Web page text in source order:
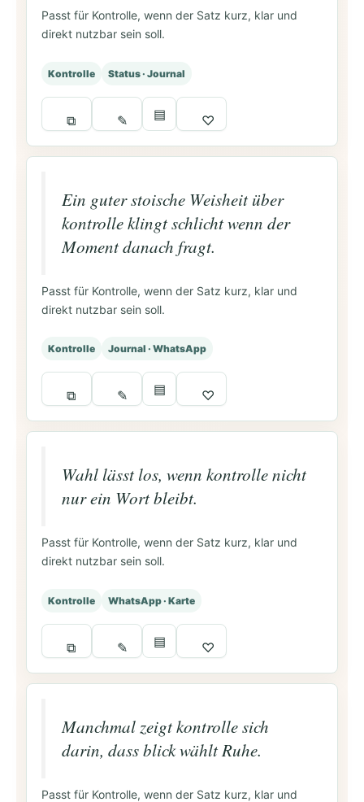
Passt für Kontrolle, wenn der Satz kurz, klar und
direkt nutzbar sein soll.
Kontrolle Status · Journal
⧉ ✎ ▤ ♡
Ein guter stoische Weisheit über
kontrolle klingt schlicht wenn der
Moment danach fragt.
Passt für Kontrolle, wenn der Satz kurz, klar und
direkt nutzbar sein soll.
Kontrolle Journal · WhatsApp
⧉ ✎ ▤ ♡
Wahl lässt los, wenn kontrolle nicht
nur ein Wort bleibt.
Passt für Kontrolle, wenn der Satz kurz, klar und
direkt nutzbar sein soll.
Kontrolle WhatsApp · Karte
⧉ ✎ ▤ ♡
Manchmal zeigt kontrolle sich
darin, dass blick wählt Ruhe.
Passt für Kontrolle, wenn der Satz kurz, klar und